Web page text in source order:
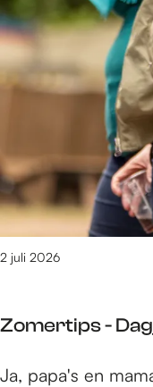
l
2
a
g
j
e
v
o
o
r
j
n
g
Z
m
e
i
s
-
D
j
u
Zomertips -
2 juli 2026
Z
Ja, papa's en